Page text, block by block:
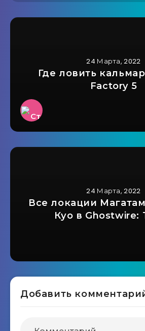
24 Марта, 2022
Где ловить
Factory 5
24 Марта, 2022
Все локации
Куо в Ghostwire:
Добавить